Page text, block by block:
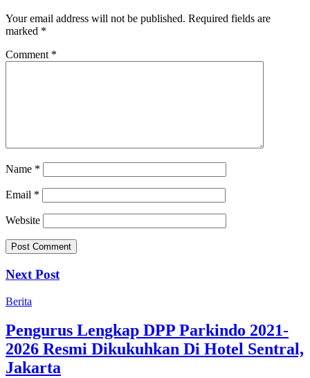
Your email address will not be published. Required fields are
marked *
Comment *
Name *
Email *
Website
Next Post
Berita
Pengurus Lengkap DPP Parkindo 2021-
2026 Resmi Dikukuhkan Di Hotel Sentral,
Jakarta